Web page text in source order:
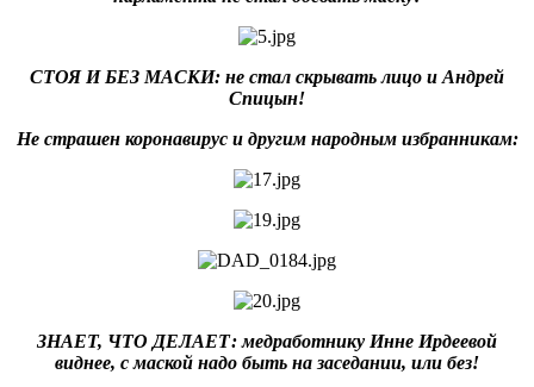
СТОЯ И БЕЗ МАСКИ: не стал скрывать лицо и Андрей
Спицын!
Не страшен коронавирус и другим народным избранникам:
ЗНАЕТ, ЧТО ДЕЛАЕТ: медработнику Инне Ирдеевой
виднее, с маской надо быть на заседании, или без!